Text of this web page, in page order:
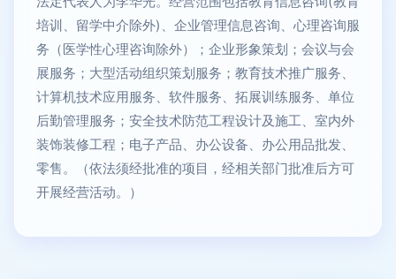
培训、留学中介除外)、企业管理信息咨询、心理咨询服
务（医学性心理咨询除外）；企业形象策划；会议与会
展服务；大型活动组织策划服务；教育技术推广服务、
计算机技术应用服务、软件服务、拓展训练服务、单位
后勤管理服务；安全技术防范工程设计及施工、室内外
装饰装修工程；电子产品、办公设备、办公用品批发、
零售。（依法须经批准的项目，经相关部门批准后方可
开展经营活动。）